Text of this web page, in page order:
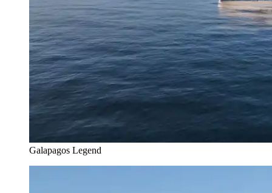
Galapagos Legend